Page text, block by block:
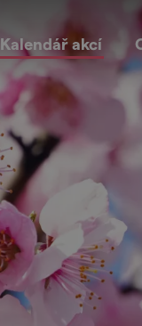
Kalendář akcí